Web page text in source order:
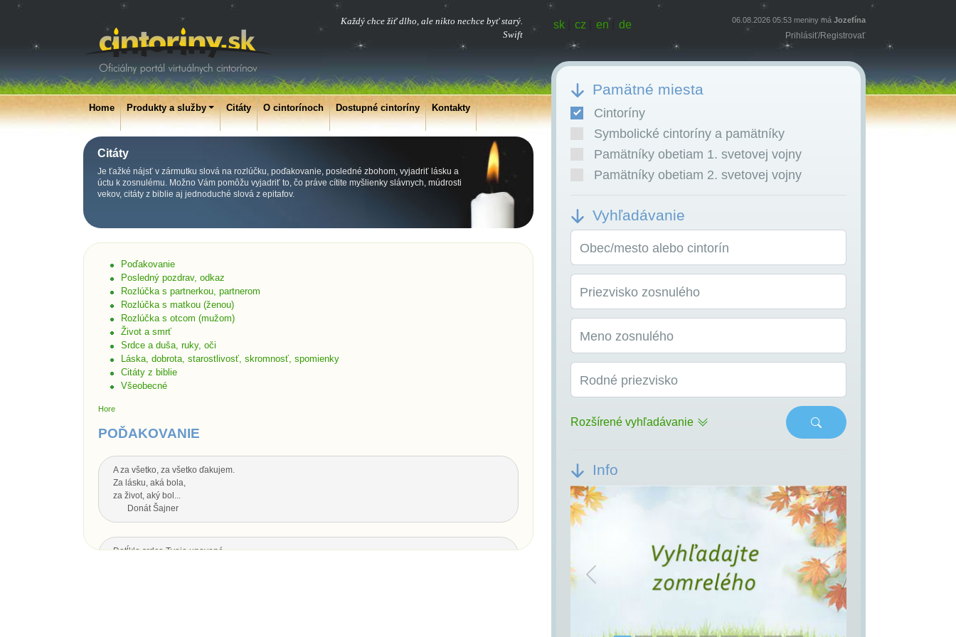
Každý chce žiť dlho, ale nikto nechce byť starý.
Swift
Home Produkty a služby Citáty O cintorínoch Dostupné cintoríny Kontakty
Citáty
Je ťažké nájsť v zármutku slová na rozlúčku, poďakovanie, posledné zbohom, vyjadriť lásku a
úctu k zosnulému. Možno Vám pomôžu vyjadriť to, čo práve cítite myšlienky slávnych, múdrosti
vekov, citáty z biblie aj jednoduché slová z epitafov.
sk| cz en de 06.08.2026 05:53 meniny má Jozefína
Prihlásiť/Registrovať
Pamätné miesta
Cintoríny
Symbolické cintoríny a pamätníky
Pamätníky obetiam 1. svetovej vojny
Pamätníky obetiam 2. svetovej vojny
Vyhľadávanie
Obec/mesto alebo cintorín
Priezvisko zosnulého
Meno zosnulého
Rodné priezvisko
Rozšírené vyhľadávanie
Info
Previous Next
Poďakovanie
Posledný pozdrav, odkaz
Rozlúčka s partnerkou, partnerom
Rozlúčka s matkou (ženou)
Rozlúčka s otcom (mužom)
Život a smrť
Srdce a duša, ruky, oči
Láska, dobrota, starostlivosť, skromnosť, spomienky
Citáty z biblie
Všeobecné
Hore
POĎAKOVANIE
A za všetko, za všetko ďakujem.
Za lásku, aká bola,
za život, aký bol...
Donát Šajner
Dotĺklo srdce Tvoje unavené,